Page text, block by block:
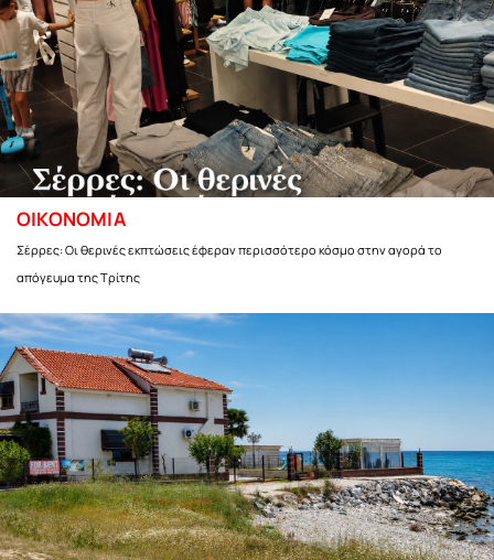
ΟΙΚΟΝΟΜΙΑ
Σέρρες: Οι θερινές εκπτώσεις έφεραν περισσότερο κόσμο στην αγορά το
απόγευμα της Τρίτης